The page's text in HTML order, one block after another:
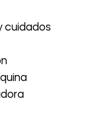
cuidados